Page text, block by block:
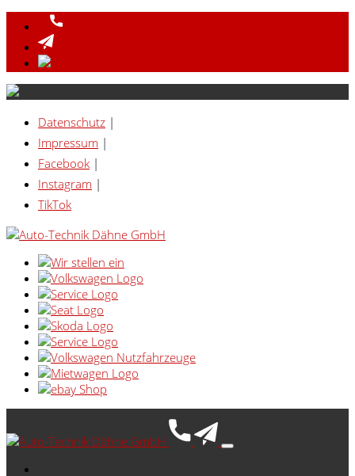
Datenschutz |
Impressum |
Facebook |
Instagram |
TikTok